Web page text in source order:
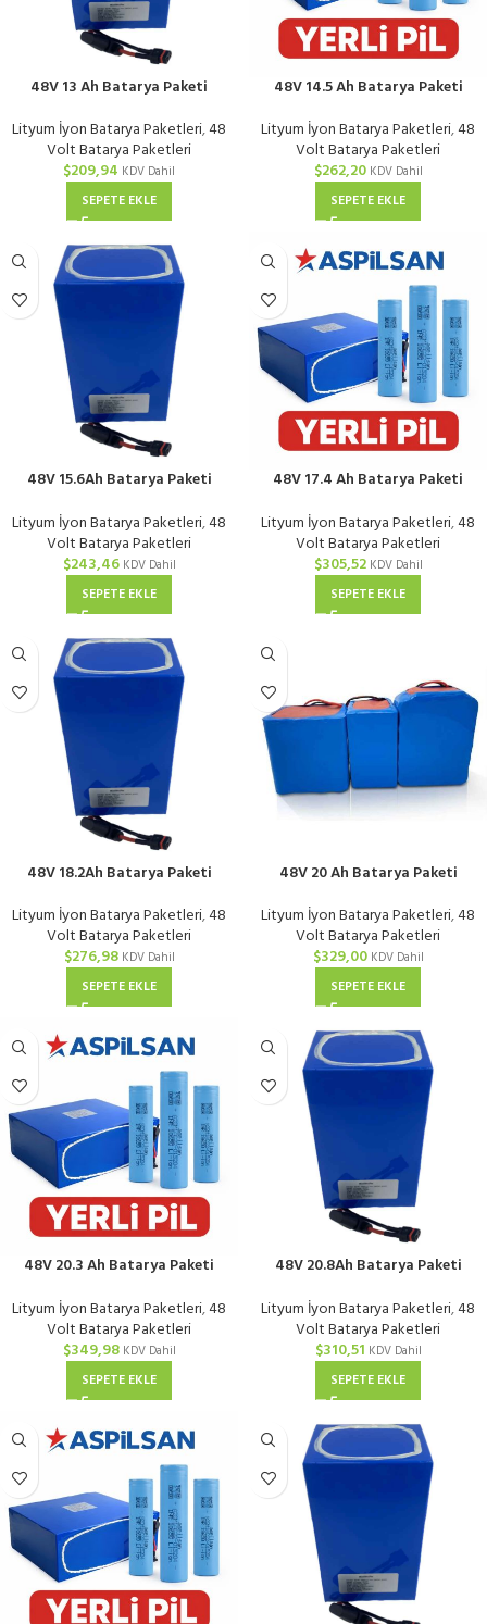
48V 13 Ah Batarya Paketi
Lityum İyon Batarya Paketleri,48
Volt Batarya Paketleri
$209,94 KDV Dahil
SEPETE EKLE
48V 14.5 Ah Batarya Paketi
Lityum İyon Batarya Paketleri,48
Volt Batarya Paketleri
$262,20 KDV Dahil
SEPETE EKLE
48V 15.6Ah Batarya Paketi
Lityum İyon Batarya Paketleri,48
Volt Batarya Paketleri
$243,46 KDV Dahil
SEPETE EKLE
48V 17.4 Ah Batarya Paketi
Lityum İyon Batarya Paketleri,48
Volt Batarya Paketleri
$305,52 KDV Dahil
SEPETE EKLE
48V 18.2Ah Batarya Paketi
Lityum İyon Batarya Paketleri,48
Volt Batarya Paketleri
$276,98 KDV Dahil
SEPETE EKLE
48V 20 Ah Batarya Paketi
Lityum İyon Batarya Paketleri,48
Volt Batarya Paketleri
$329,00 KDV Dahil
SEPETE EKLE
48V 20.3 Ah Batarya Paketi
Lityum İyon Batarya Paketleri,48
Volt Batarya Paketleri
$349,98 KDV Dahil
SEPETE EKLE
48V 20.8Ah Batarya Paketi
Lityum İyon Batarya Paketleri,48
Volt Batarya Paketleri
$310,51 KDV Dahil
SEPETE EKLE